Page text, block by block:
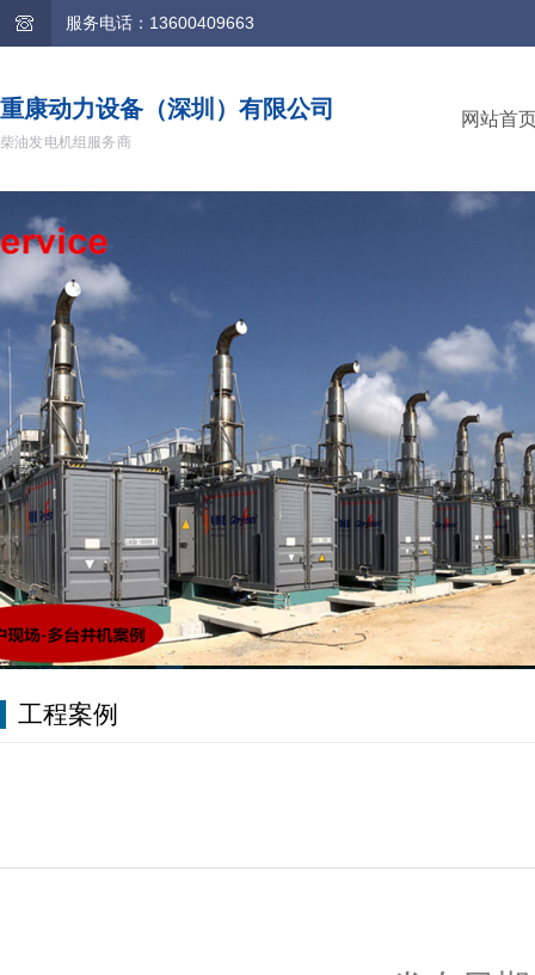
服务电话：13600409663
重康动力设备（深圳）有限公司
柴油发电机组服务商
网站首
工程案例